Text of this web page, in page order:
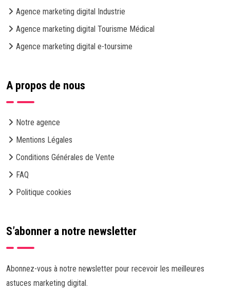
Agence marketing digital Industrie
Agence marketing digital Tourisme Médical
Agence marketing digital e-toursime
A propos de nous
Notre agence
Mentions Légales
Conditions Générales de Vente
FAQ
Politique cookies
S’abonner a notre newsletter
Abonnez-vous à notre newsletter pour recevoir les meilleures
astuces marketing digital.